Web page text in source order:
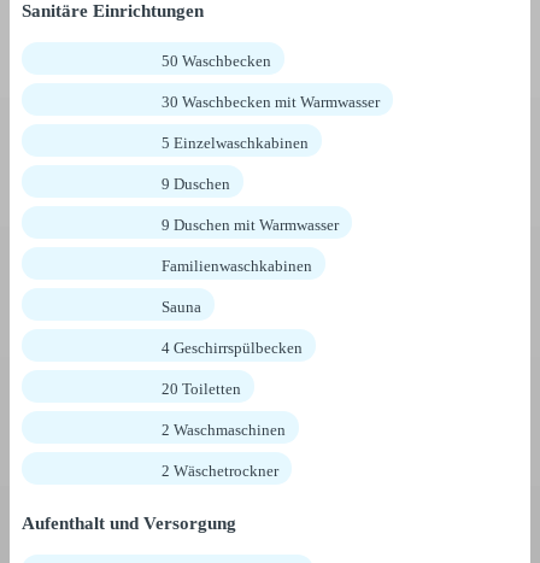
Sanitäre Einrichtungen
50 Waschbecken
30 Waschbecken mit Warmwasser
5 Einzelwaschkabinen
9 Duschen
9 Duschen mit Warmwasser
Familienwaschkabinen
Sauna
4 Geschirrspülbecken
20 Toiletten
2 Waschmaschinen
2 Wäschetrockner
Aufenthalt und Versorgung